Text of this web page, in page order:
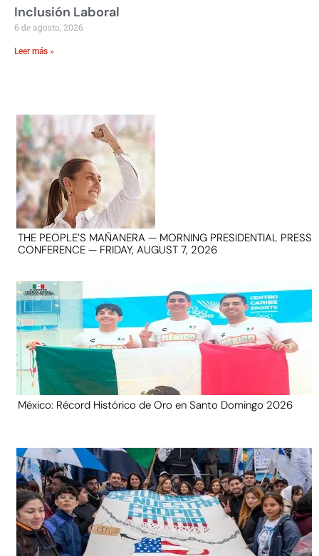
Inclusión Laboral
6 de agosto, 2026
Leer más »
THE PEOPLE’S MAÑANERA — MORNING PRESIDENTIAL PRESS
CONFERENCE — FRIDAY, AUGUST 7, 2026
México: Récord Histórico de Oro en Santo Domingo 2026